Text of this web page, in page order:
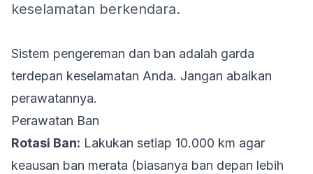
keselamatan berkendara.
Sistem pengereman dan ban adalah garda
terdepan keselamatan Anda. Jangan abaikan
perawatannya.
Perawatan Ban
Rotasi Ban: Lakukan setiap 10.000 km agar
keausan ban merata (biasanya ban depan lebih